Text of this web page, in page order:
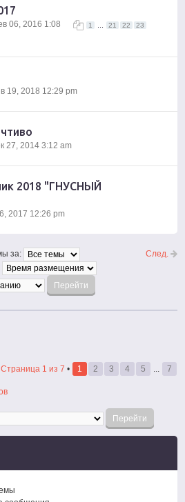
1 21 22 23
06, 2016 1:08
19, 2018 12:29 pm
27, 2014 3:12 am
2018 "ГНУСНЫЙ
2017 12:26 pm
След.
за:
Страница 1 из 7 • 1 2 3 4 5 ... 7